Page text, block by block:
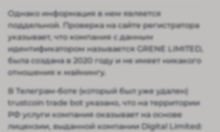
Однако информация в нем является
поддельной. Проверка на сайте регистратора
указывает, что компания с данным
идентификатором называется GRENE LIMITED,
была создана в 2020 году и не имеет никакого
отношения к майнингу.
В Телеграм-боте (который был уже удален)
trustcoin trade bot указано, что на территории
РФ услуги компания оказывает на основе
лицензии, выданной компании Digital Limited: